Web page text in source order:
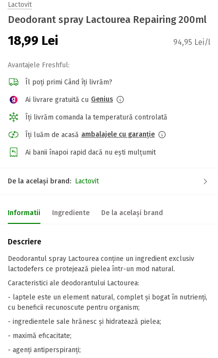
Lactovit
Deodorant spray Lactourea Repairing 200ml
18,99 Lei 94,95 Lei/l
Avantajele Freshful:
Îl poți primi Când îți livrăm?
Ai livrare gratuită cu Genius
Îți livrăm comanda la temperatură controlată
Îți luăm de acasă ambalajele cu garanție
Ai banii înapoi rapid dacă nu ești mulțumit
De la același brand: Lactovit
Informatii Ingrediente De la același brand
Descriere
Deodorantul spray Lactourea conține un ingredient exclusiv
lactodefers ce protejează pielea într-un mod natural.
Caracteristici ale deodorantului Lactourea:
- laptele este un element natural, complet și bogat în nutrienți,
cu beneficii recunoscute pentru organism;
- ingredientele sale hrănesc și hidratează pielea;
- maximă eficacitate;
- agenți antiperspiranți;